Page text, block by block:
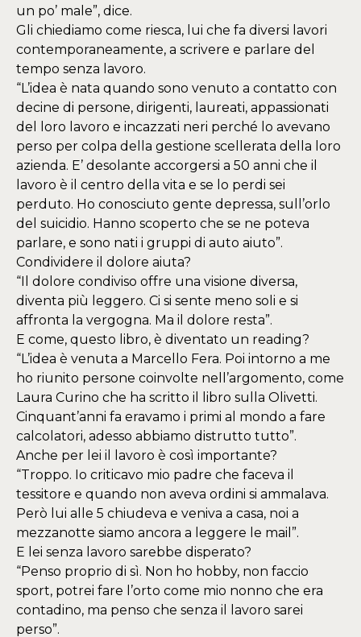
un po’ male”, dice.
Gli chiediamo come riesca, lui che fa diversi lavori
contemporaneamente, a scrivere e parlare del
tempo senza lavoro.
“L’idea è nata quando sono venuto a contatto con
decine di persone, dirigenti, laureati, appassionati
del loro lavoro e incazzati neri perché lo avevano
perso per colpa della gestione scellerata della loro
azienda. E’ desolante accorgersi a 50 anni che il
lavoro è il centro della vita e se lo perdi sei
perduto. Ho conosciuto gente depressa, sull’orlo
del suicidio. Hanno scoperto che se ne poteva
parlare, e sono nati i gruppi di auto aiuto”.
Condividere il dolore aiuta?
“Il dolore condiviso offre una visione diversa,
diventa più leggero. Ci si sente meno soli e si
affronta la vergogna. Ma il dolore resta”.
E come, questo libro, è diventato un reading?
“L’idea è venuta a Marcello Fera. Poi intorno a me
ho riunito persone coinvolte nell’argomento, come
Laura Curino che ha scritto il libro sulla Olivetti.
Cinquant’anni fa eravamo i primi al mondo a fare
calcolatori, adesso abbiamo distrutto tutto”.
Anche per lei il lavoro è così importante?
“Troppo. Io criticavo mio padre che faceva il
tessitore e quando non aveva ordini si ammalava.
Però lui alle 5 chiudeva e veniva a casa, noi a
mezzanotte siamo ancora a leggere le mail”.
E lei senza lavoro sarebbe disperato?
“Penso proprio di sì. Non ho hobby, non faccio
sport, potrei fare l’orto come mio nonno che era
contadino, ma penso che senza il lavoro sarei
perso”.